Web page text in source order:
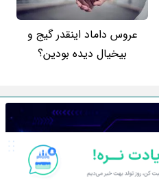
عروس داماد اینقدر گیج و
بیخیال دیده بودین؟